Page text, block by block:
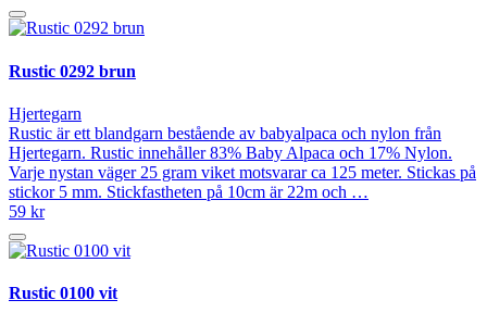
Rustic 0292 brun
Hjertegarn
Rustic är ett blandgarn bestående av babyalpaca och nylon från
Hjertegarn. Rustic innehåller 83% Baby Alpaca och 17% Nylon.
Varje nystan väger 25 gram viket motsvarar ca 125 meter. Stickas på
stickor 5 mm. Stickfastheten på 10cm är 22m och …
59 kr
Rustic 0100 vit